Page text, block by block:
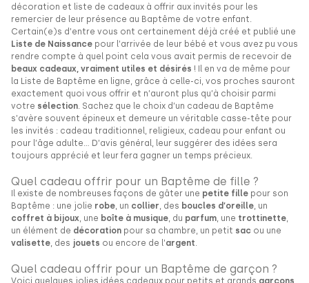
décoration et liste de cadeaux à offrir aux invités pour les
remercier de leur présence au Baptême de votre enfant.
Certain(e)s d’entre vous ont certainement déjà créé et publié une
Liste de Naissance pour l’arrivée de leur bébé et vous avez pu vous
rendre compte à quel point cela vous avait permis de recevoir de
beaux cadeaux, vraiment utiles et désirés ! Il en va de même pour
la Liste de Baptême en ligne, grâce à celle-ci, vos proches sauront
exactement quoi vous offrir et n’auront plus qu’à choisir parmi
votre sélection. Sachez que le choix d’un cadeau de Baptême
s’avère souvent épineux et demeure un véritable casse-tête pour
les invités : cadeau traditionnel, religieux, cadeau pour enfant ou
pour l’âge adulte… D’avis général, leur suggérer des idées sera
toujours apprécié et leur fera gagner un temps précieux.
Quel cadeau offrir pour un Baptême de fille ?
Il existe de nombreuses façons de gâter une petite fille pour son
Baptême : une jolie robe, un collier, des boucles d’oreille, un
coffret à bijoux, une boîte à musique, du parfum, une trottinette,
un élément de décoration pour sa chambre, un petit sac ou une
valisette, des jouets ou encore de l’argent.
Quel cadeau offrir pour un Baptême de garçon ?
Voici quelques jolies idées cadeaux pour petits et grands garçons